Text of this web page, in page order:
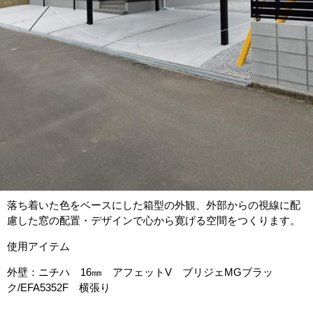
落ち着いた色をベースにした箱型の外観、外部からの視線に配
慮した窓の配置・デザインで心から寛げる空間をつくります。
使用アイテム
外壁：ニチハ 16㎜ アフェットV ブリジェMGブラッ
ク/EFA5352F 横張り